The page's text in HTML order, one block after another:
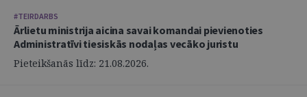
#TEIRDARBS
Ārlietu ministrija aicina savai komandai pievienoties
Administratīvi tiesiskās nodaļas vecāko juristu
Pieteikšanās līdz: 21.08.2026.